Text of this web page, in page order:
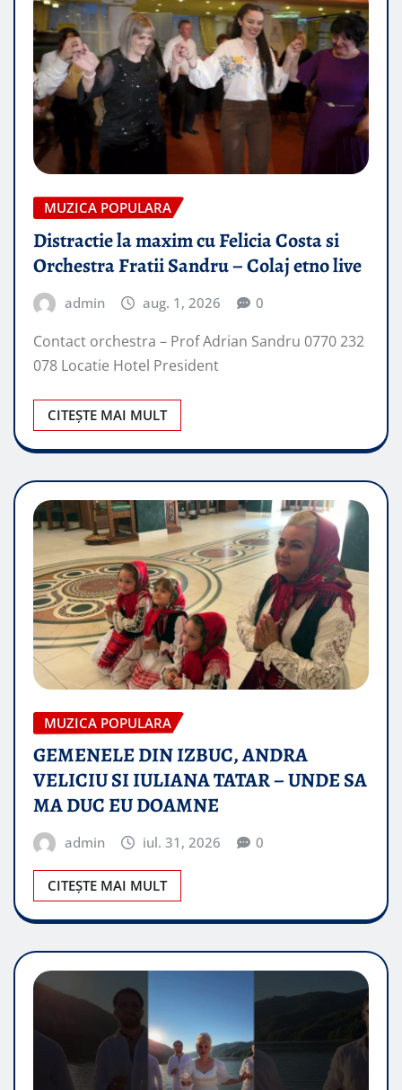
MUZICA POPULARA
Distractie la maxim cu Felicia Costa si
Orchestra Fratii Sandru – Colaj etno live
admin aug. 1, 2026 0
Contact orchestra – Prof Adrian Sandru 0770 232
078 Locatie Hotel President
CITEȘTE MAI MULT
MUZICA POPULARA
GEMENELE DIN IZBUC, ANDRA
VELICIU SI IULIANA TATAR – UNDE SA
MA DUC EU DOAMNE
admin iul. 31, 2026 0
CITEȘTE MAI MULT